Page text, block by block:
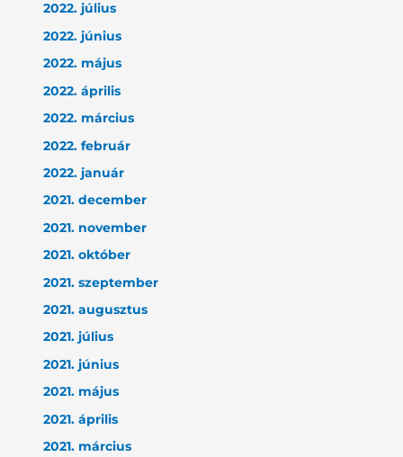
2022. július
2022. június
2022. május
2022. április
2022. március
2022. február
2022. január
2021. december
2021. november
2021. október
2021. szeptember
2021. augusztus
2021. július
2021. június
2021. május
2021. április
2021. március